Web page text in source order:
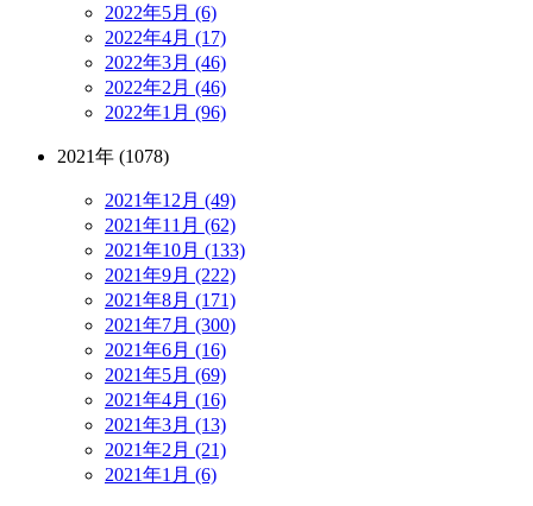
2022年5月 (6)
2022年4月 (17)
2022年3月 (46)
2022年2月 (46)
2022年1月 (96)
2021年 (1078)
2021年12月 (49)
2021年11月 (62)
2021年10月 (133)
2021年9月 (222)
2021年8月 (171)
2021年7月 (300)
2021年6月 (16)
2021年5月 (69)
2021年4月 (16)
2021年3月 (13)
2021年2月 (21)
2021年1月 (6)